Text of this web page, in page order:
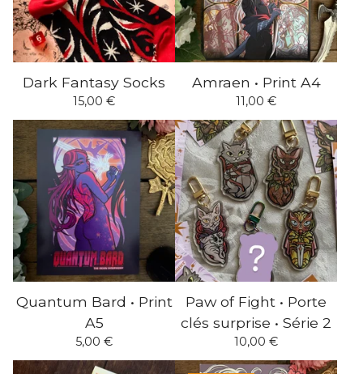
Dark Fantasy Socks
15,00 €
Amraen • Print A4
11,00 €
Quantum Bard • Print
A5
5,00 €
Paw of Fight • Porte
clés surprise • Série 2
10,00 €